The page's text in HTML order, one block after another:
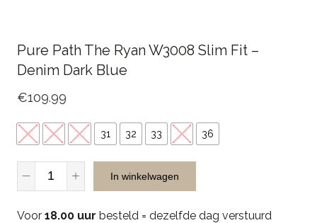
Pure Path The Ryan W3008 Slim Fit –
Denim Dark Blue
€109.99
28 29 30 31 32 33 34 36
Pure
Path
Ryan
In winkelwagen
Voor 18.00 uur besteld = dezelfde dag verstuurd